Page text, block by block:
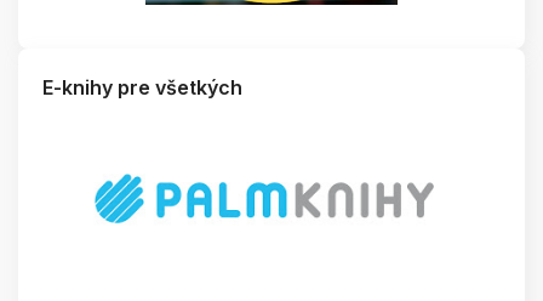
E-knihy pre všetkých